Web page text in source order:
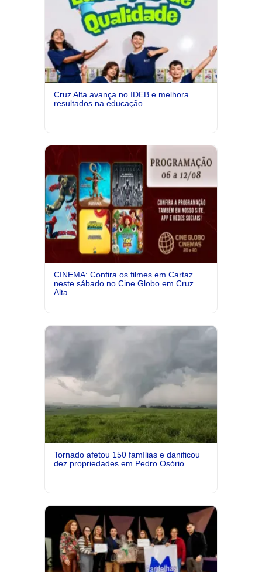
Cruz Alta avança no IDEB e melhora
resultados na educação
CINEMA: Confira os filmes em Cartaz
neste sábado no Cine Globo em Cruz
Alta
Tornado afetou 150 famílias e danificou
dez propriedades em Pedro Osório